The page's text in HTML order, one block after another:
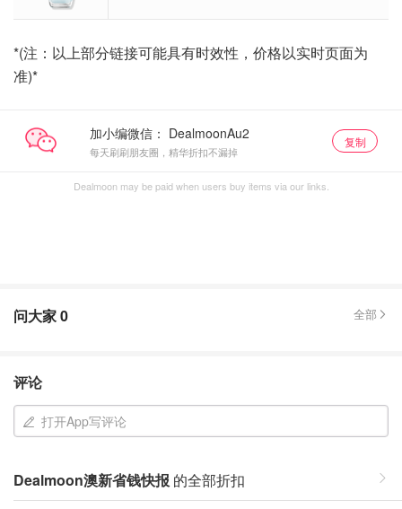
*(注：以上部分链接可能具有时效性，价格以实时页面为
准)*
加小编微信：
每天刷刷朋友圈，精华折扣不漏掉
复制
Dealmoon may be paid when users buy items via our links.
问大家0 全部
评论
打开App写评论
Dealmoon澳新省钱快报 的全部折扣